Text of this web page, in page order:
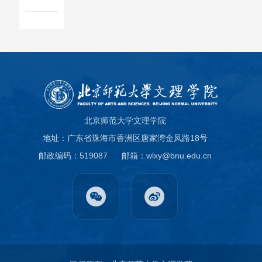
北京师范大学文理学院
地址：广东省珠海市香洲区唐家湾金凤路18号
邮政编码：519087
邮箱：wlxy@bnu.edu.cn